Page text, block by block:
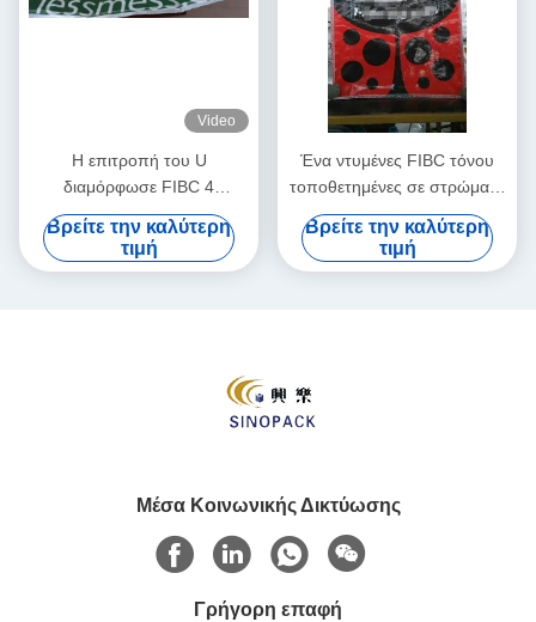
Video
Η επιτροπή του U
διαμόρφωσε FIBC 4
τυπωμένη επιτροπή
ορθάνοικτη κορυφή
πλαστικών τσαντών BOPP
Βρείτε την καλύτερη
τιμή
Ένα ντυμένες FIBC τόνου
τοποθετημένες σε στρώματα
BOPP ταινία μεγάλες τσάντες
τσαντών για τη γεωργική
χρήση
Βρείτε την καλύτερη
τιμή
Μέσα Κοινωνικής Δικτύωσης
Γρήγορη επαφή